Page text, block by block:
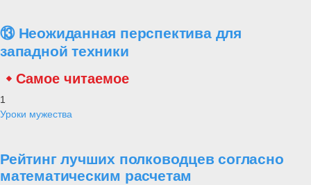
⑬ Неожиданная перспектива для
западной техники
Самое читаемое
1
Уроки мужества
Рейтинг лучших полководцев согласно
математическим расчетам